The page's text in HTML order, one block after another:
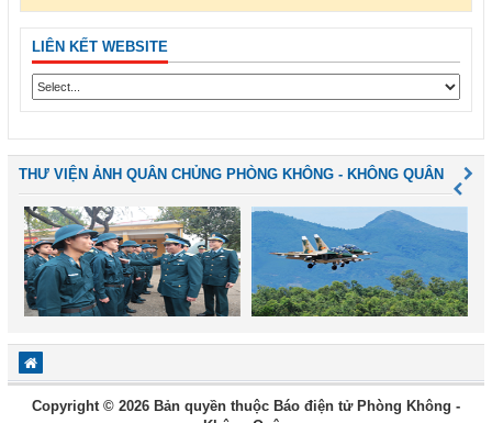
LIÊN KẾT WEBSITE
THƯ VIỆN ẢNH QUÂN CHỦNG PHÒNG KHÔNG - KHÔNG QUÂN
Copyright © 2026 Bản quyền thuộc Báo điện tử Phòng Không -